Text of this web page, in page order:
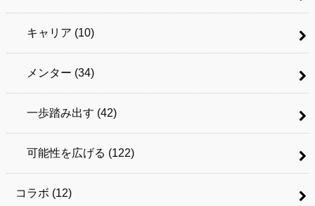
キャリア (10)
メンター (34)
一歩踏み出す (42)
可能性を広げる (122)
コラボ (12)